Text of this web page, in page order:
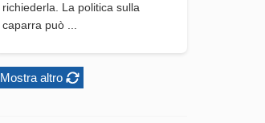
richiederla. La politica sulla
caparra può ...
Mostra altro